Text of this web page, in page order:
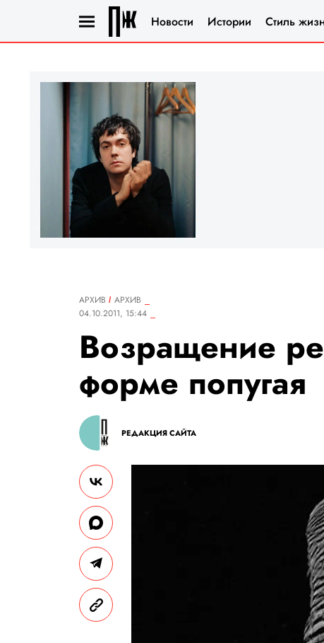
Новости Истории Стиль
АРХИВ
АРХИВ
04.10.2011, 15:44
Возращение
форме попугая
РЕДАКЦИЯ САЙТА